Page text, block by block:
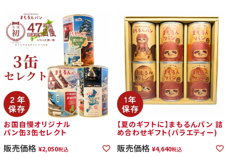
お国自慢オリジナル
パン缶3缶セレクト
販売価格 ¥2,050税込
【夏のギフトに】まもるんパン 詰
め合わせギフト(バラエティー)
販売価格 ¥4,640税込